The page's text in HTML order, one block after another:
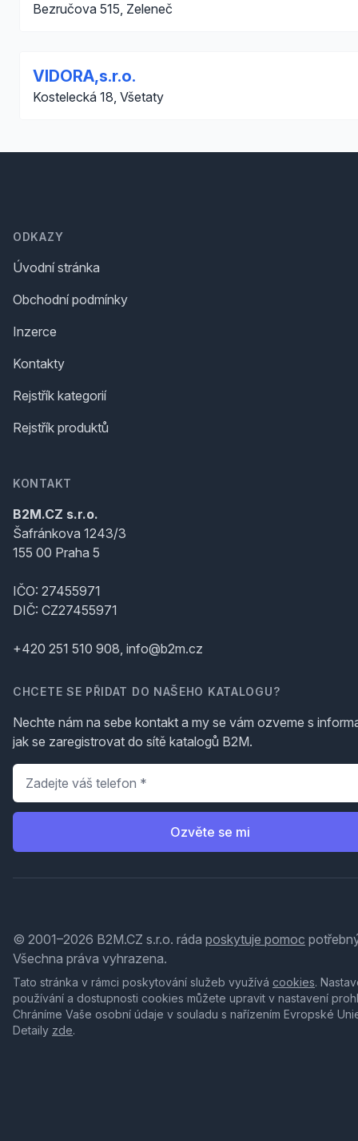
Bezručova 515, Zeleneč
VIDORA,s.r.o.
Kostelecká 18, Všetaty
ODKAZY
Úvodní stránka
Obchodní podmínky
Inzerce
Kontakty
Rejstřík kategorií
Rejstřík produktů
KONTAKT
B2M.CZ s.r.o.
Šafránkova 1243/3
155 00 Praha 5
IČO: 27455971
DIČ: CZ27455971
+420 251 510 908, info@b2m.cz
CHCETE SE PŘIDAT DO NAŠEHO KATALOGU?
Nechte nám na sebe kontakt a my se vám ozveme s
jak se zaregistrovat do sítě katalogů B2M.
Telefon
Ozvěte se mi
© 2001–2026 B2M.CZ s.r.o. ráda poskytuje pomoc
Všechna práva vyhrazena.
Tato stránka v rámci poskytování služeb využívá cookies.
používání a dostupnosti cookies můžete upravit v nastavení
Chráníme Vaše osobní údaje v souladu s nařízením Evropské
Detaily zde.